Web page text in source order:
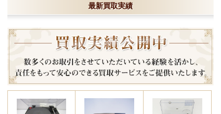
最新買取実績